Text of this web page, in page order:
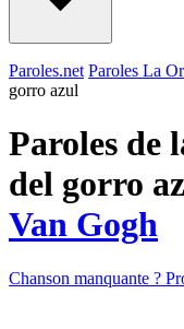
Paroles.net Paroles La
gorro azul
Paroles de
del gorro
Van Gogh
Chanson manquante ?